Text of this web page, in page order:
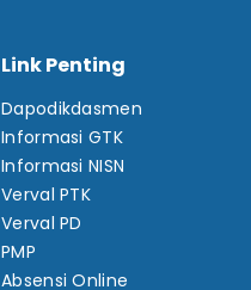
Link Penting
Dapodikdasmen
Informasi GTK
Informasi NISN
Verval PTK
Verval PD
PMP
Absensi Online